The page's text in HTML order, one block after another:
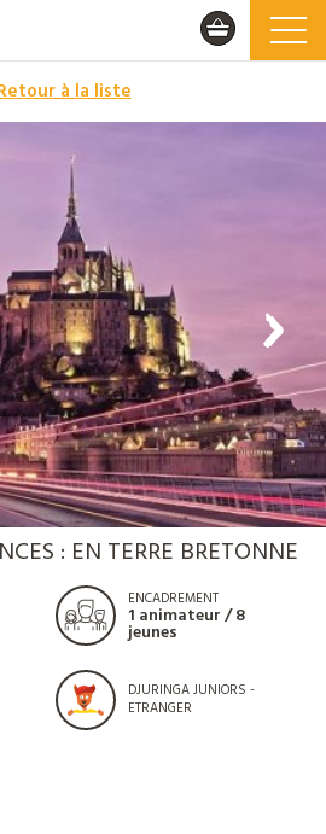
à la liste
: EN TERRE BRETONNE
ENCADREMENT
1 animateur / 8
jeunes
DJURINGA JUNIORS -
ETRANGER